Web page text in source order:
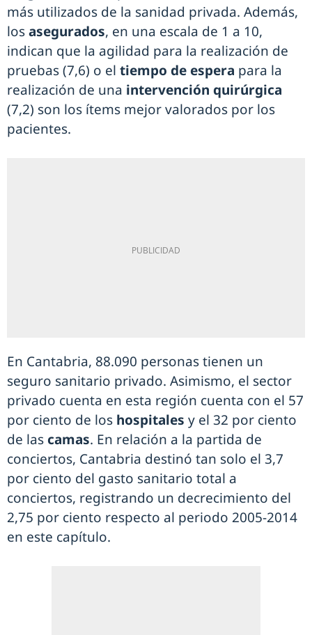
más utilizados de la sanidad privada. Además,
losasegurados, en una escala de 1 a 10,
indican que la agilidad para la realización de
pruebas (7,6) o el tiempo de espera para la
realización de una intervención quirúrgica
(7,2) son los ítems mejor valorados por los
pacientes.
En Cantabria, 88.090 personas tienen un
seguro sanitario privado. Asimismo, el sector
privado cuenta en esta región cuenta con el 57
por ciento de los hospitales y el 32 por ciento
de las camas. En relación a la partida de
conciertos, Cantabria destinó tan solo el 3,7
por ciento del gasto sanitario total a
conciertos, registrando un decrecimiento del
2,75 por ciento respecto al periodo 2005-2014
en este capítulo.